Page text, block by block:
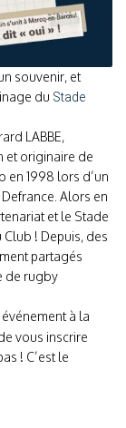
souvenir, et
du Stade
LABBE,
et originaire de
en 1998 lors d’un
Alors en
et le Stade
! Depuis, des
partagés
de rugby
à la
vous inscrire
! C’est le